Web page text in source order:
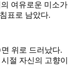
여유로운 미소가
표로 남았다.
위로 드러났다.
절 자신의 고향이